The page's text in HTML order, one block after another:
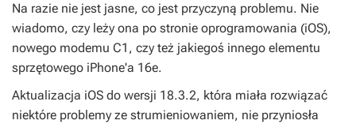
Na razie nie jest jasne, co jest przyczyną problemu. Nie
wiadomo, czy leży ona po stronie oprogramowania (iOS),
nowego modemu C1, czy też jakiegoś innego elementu
sprzętowego iPhone'a 16e.
Aktualizacja iOS do wersji 18.3.2, która miała rozwiązać
niektóre problemy ze strumieniowaniem, nie przyniosła